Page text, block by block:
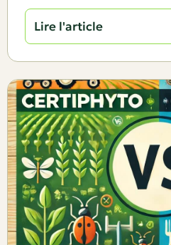
Lire l'article